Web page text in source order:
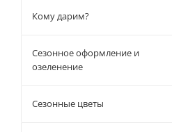
Кому дарим?
Сезонное оформление и
озеленение
Сезонные цветы